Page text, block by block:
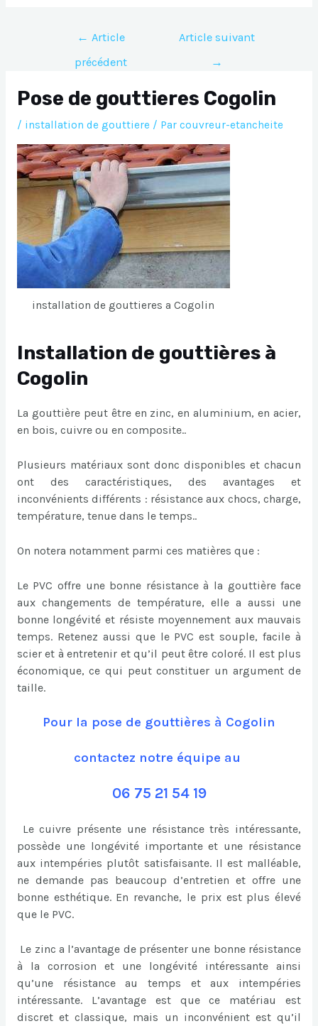
Navigation
l’article
← Article
précédent
Article suivant
→
Pose de gouttieres Cogolin
/ installation de gouttiere/ Par couvreur-etancheite
installation de gouttieres a Cogolin
Installation de gouttières à
Cogolin
La gouttière peut être en zinc, en aluminium, en acier,
en bois, cuivre ou en composite..
Plusieurs matériaux sont donc disponibles et chacun
ont des caractéristiques, des avantages et
inconvénients différents : résistance aux chocs, charge,
température, tenue dans le temps..
On notera notamment parmi ces matières que :
Le PVC offre une bonne résistance à la gouttière face
aux changements de température, elle a aussi une
bonne longévité et résiste moyennement aux mauvais
temps. Retenez aussi que le PVC est souple, facile à
scier et à entretenir et qu’il peut être coloré. Il est plus
économique, ce qui peut constituer un argument de
taille.
Pour la pose de gouttières à Cogolin
contactez notre équipe au
06 75 21 54 19
Le cuivre présente une résistance très intéressante,
possède une longévité importante et une résistance
aux intempéries plutôt satisfaisante. Il est malléable,
ne demande pas beaucoup d’entretien et offre une
bonne esthétique. En revanche, le prix est plus élevé
que le PVC.
Le zinc a l’avantage de présenter une bonne résistance
à la corrosion et une longévité intéressante ainsi
qu’une résistance au temps et aux intempéries
intéressante. L’avantage est que ce matériau est
discret et classique, mais un inconvénient est qu’il